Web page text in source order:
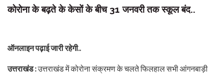
कोरोना के बढ़ते के केसों के बीच 31 जनवरी तक स्कूल बंद..
ऑनलाइन पढ़ाई जारी रहेगी..
उत्तराखंड :उत्तराखंड में कोरोना संक्रमण के चलते फिलहाल सभी आंगनबाड़ी